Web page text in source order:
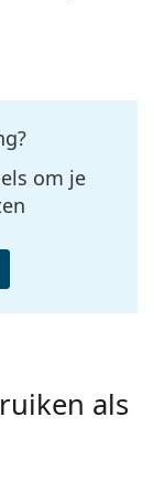
om je
als